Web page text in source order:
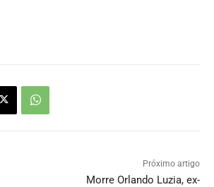
Próximo artigo
Morre Orlando Luzia, ex-